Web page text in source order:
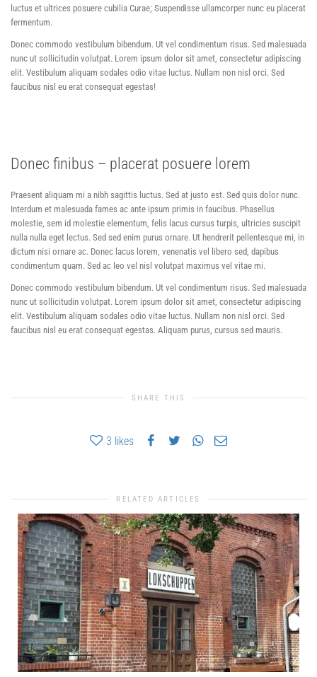
luctus et ultrices posuere cubilia Curae; Suspendisse ullamcorper nunc eu placerat
fermentum.
Donec commodo vestibulum bibendum. Ut vel condimentum risus. Sed malesuada
nunc ut sollicitudin volutpat. Lorem ipsum dolor sit amet, consectetur adipiscing
elit. Vestibulum aliquam sodales odio vitae luctus. Nullam non nisl orci. Sed
faucibus nisl eu erat consequat egestas!
Donec finibus – placerat posuere lorem
Praesent aliquam mi a nibh sagittis luctus. Sed at justo est. Sed quis dolor nunc.
Interdum et malesuada fames ac ante ipsum primis in faucibus. Phasellus
molestie, sem id molestie elementum, felis lacus cursus turpis, ultricies suscipit
nulla nulla eget lectus. Sed sed enim purus ornare. Ut hendrerit pellentesque mi, in
dictum nisi ornare ac. Donec lacus lorem, venenatis vel libero sed, dapibus
condimentum quam. Sed ac leo vel nisl volutpat maximus vel vitae mi.
Donec commodo vestibulum bibendum. Ut vel condimentum risus. Sed malesuada
nunc ut sollicitudin volutpat. Lorem ipsum dolor sit amet, consectetur adipiscing
elit. Vestibulum aliquam sodales odio vitae luctus. Nullam non nisl orci. Sed
faucibus nisl eu erat consequat egestas. Aliquam purus, cursus sed mauris.
SHARE THIS
3 likes
RELATED ARTICLES